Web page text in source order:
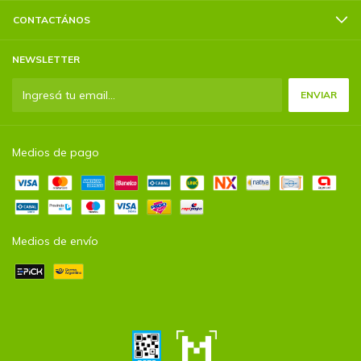
CONTACTÁNOS
NEWSLETTER
Medios de pago
Medios de envío